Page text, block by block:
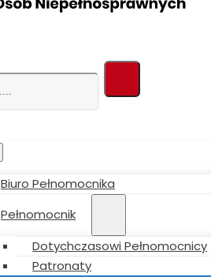
Biuro Pełnomocnika
Pełnomocnik
Dotychczasowi Pełnomocnicy
Patronaty